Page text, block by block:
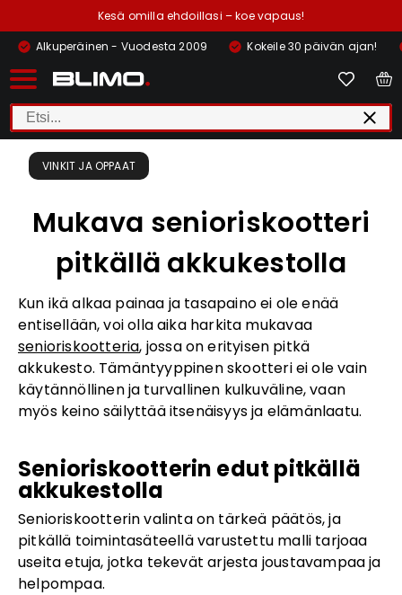
Kesä omilla ehdoillasi – koe vapaus!
Alkuperäinen - Vuodesta 2009
Kokeile 30 päivän ajan!
VINKIT JA OPPAAT
Mukava senioriskootteri
pitkällä akkukestolla
Kun ikä alkaa painaa ja tasapaino ei ole enää
entisellään, voi olla aika harkita mukavaa
senioriskootteria, jossa on erityisen pitkä
akkukesto. Tämäntyyppinen skootteri ei ole vain
käytännöllinen ja turvallinen kulkuväline, vaan
myös keino säilyttää itsenäisyys ja elämänlaatu.
Senioriskootterin edut pitkällä
akkukestolla
Senioriskootterin valinta on tärkeä päätös, ja
pitkällä toimintasäteellä varustettu malli tarjoaa
useita etuja, jotka tekevät arjesta joustavampaa ja
helpompaa.